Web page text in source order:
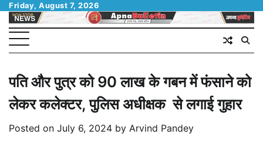
Skip
content
Friday, August 7, 2026
पति और पुत्र को 90 लाख के गबन में फंसाने को
लेकर कलेक्टर, पुलिस अधीक्षक से लगाई गुहार
Posted on July 6, 2024 by Arvind Pandey